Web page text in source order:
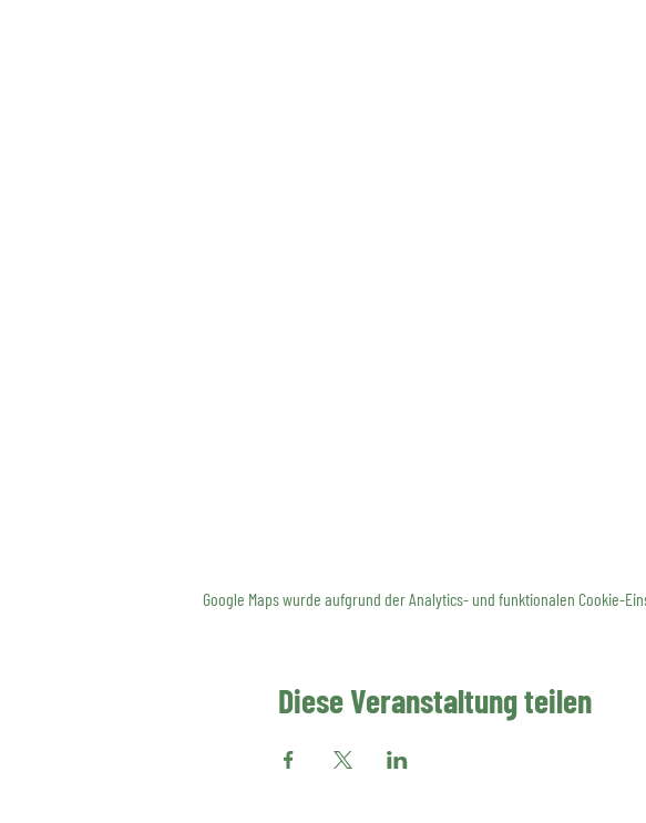
Google Maps wurde aufgrund der Analytics- und funktionalen Cookie-
Diese Veranstaltung teilen